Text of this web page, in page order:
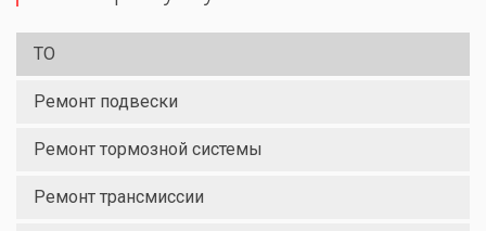
ТО
Ремонт подвески
Ремонт тормозной системы
Ремонт трансмиссии